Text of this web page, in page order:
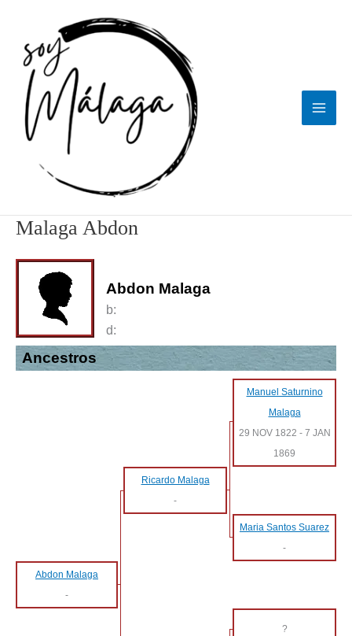
contenido
Malaga Abdon
Abdon Malaga
b:
d:
Ancestros
Manuel Saturnino
Malaga
29 NOV 1822 - 7 JAN
1869
Ricardo Malaga
-
Maria Santos Suarez
-
Abdon Malaga
-
?